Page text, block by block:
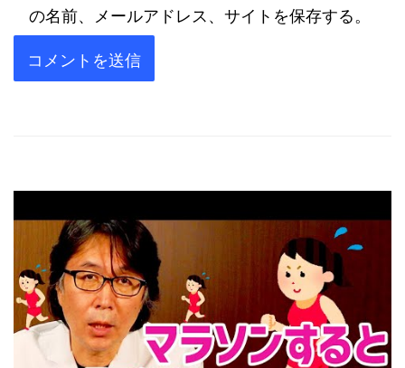
の名前、メールアドレス、サイトを保存する。